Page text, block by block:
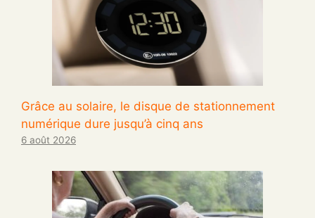
Grâce au solaire, le disque de stationnement
numérique dure jusqu’à cinq ans
6 août 2026